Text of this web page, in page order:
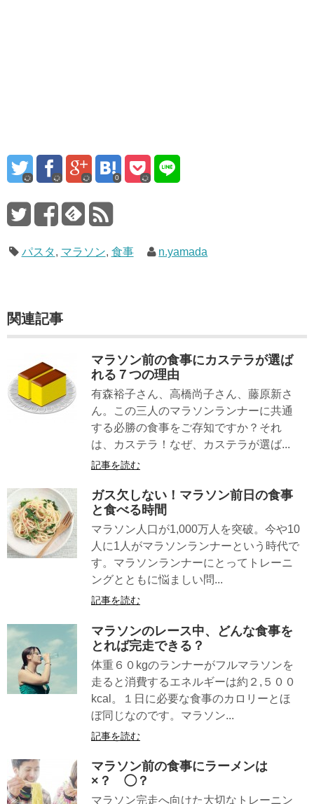
0
パスタ, マラソン, 食事 n.yamada
関連記事
マラソン前の食事にカステラが選ば
れる７つの理由
有森裕子さん、高橋尚子さん、藤原新さ
ん。この三人のマラソンランナーに共通
する必勝の食事をご存知ですか？それ
は、カステラ！なぜ、カステラが選ば...
記事を読む
ガス欠しない！マラソン前日の食事
と食べる時間
マラソン人口が1,000万人を突破。今や10
人に1人がマラソンランナーという時代で
す。マラソンランナーにとってトレーニ
ングとともに悩ましい問...
記事を読む
マラソンのレース中、どんな食事を
とれば完走できる？
体重６０kgのランナーがフルマラソンを
走ると消費するエネルギーは約２,５００
kcal。１日に必要な食事のカロリーとほ
ぼ同じなのです。マラソン...
記事を読む
マラソン前の食事にラーメンは
×？ ◯？
マラソン完走へ向けた大切なトレーニン